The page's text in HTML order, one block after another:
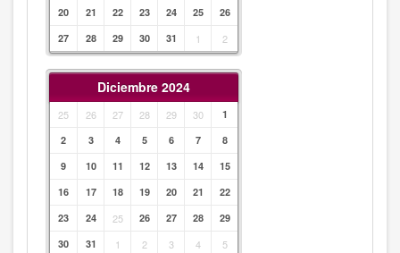
20
21 22 23 24 25
26
27
28 29 30 31 1 2
Diciembre 2024
25 26 27 28 29 30
1
2
3 4 5 6 7
8
9
10 11 12 13 14
15
16
17 18 19 20 21
22
23
24 25 26 27 28
29
30
31 1 2 3 4 5